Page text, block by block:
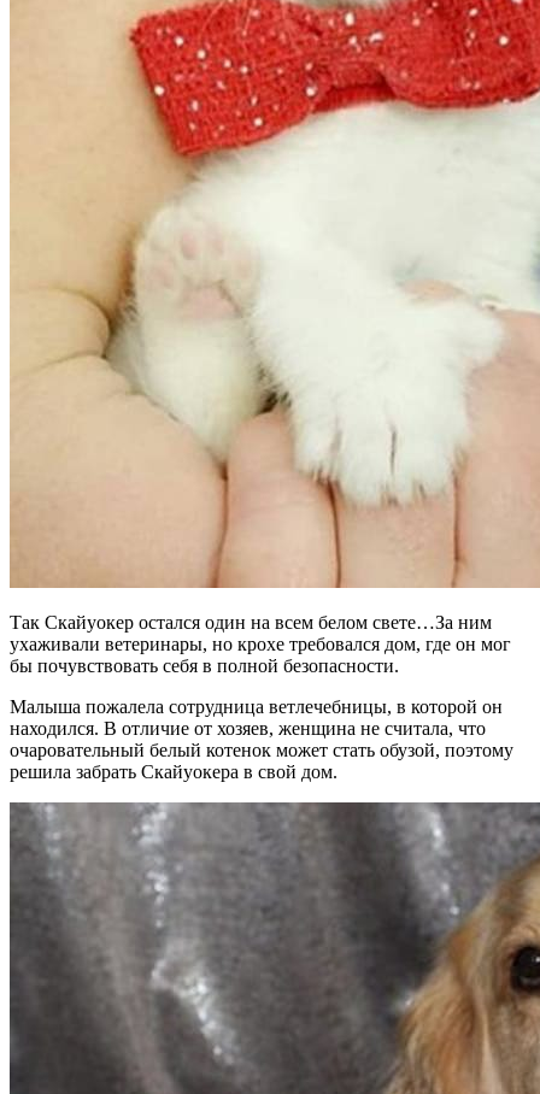
Так Скайуокер остался один на всем белом свете…За ним
ухаживали ветеринары, но крохе требовался дом, где он мог
бы почувствовать себя в полной безопасности.
Малыша пожалела сотрудница ветлечебницы, в которой он
находился. В отличие от хозяев, женщина не считала, что
очаровательный белый котенок может стать обузой, поэтому
решила забрать Скайуокера в свой дом.